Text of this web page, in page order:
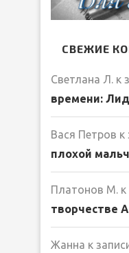
СВЕЖИЕ
Светлана Л. к
времени:
Вася Петров к
плохой
Платонов М.
творчестве
Жанна к